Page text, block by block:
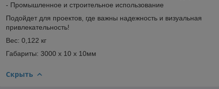
- Промышленное и строительное использование
Подойдет для проектов, где важны надежность и визуальная
привлекательность!
Вес: 0,122 кг
Габариты: 3000 х 10 х 10мм
Скрыть